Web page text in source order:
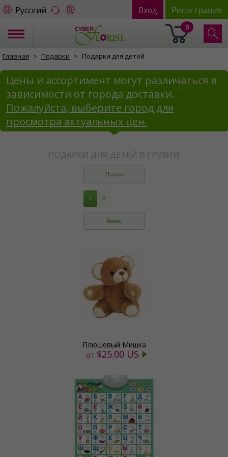
Русский Вход Регистрация
0
Главная Подарки Подарки для детей
Цены и ассортимент могут различаться в
зависимости от города доставки.
Пожалуйста, выберите город для
просмотра актуальных цен.
ПОДАРКИ ДЛЯ ДЕТЕЙ В ГРУЗИИ
Начало
1 2
Конец
Плюшевый Мишка
от $25.00 US